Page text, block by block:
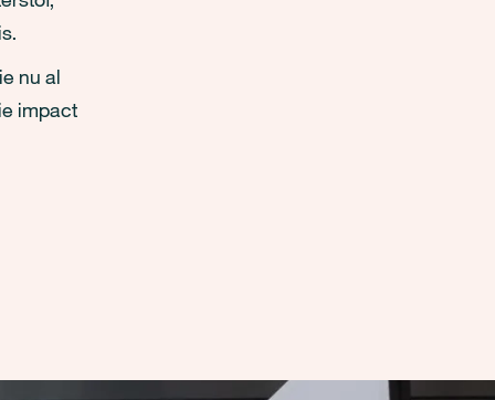
nu al
impact